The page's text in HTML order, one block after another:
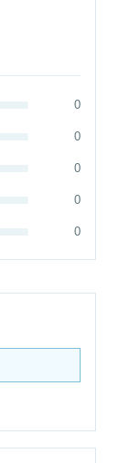
0
0
0
0
0